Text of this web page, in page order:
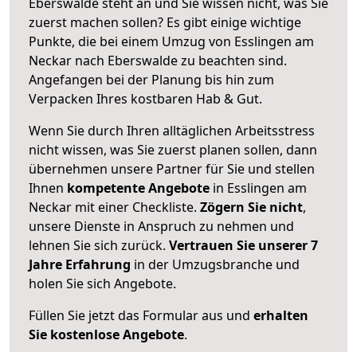
zuerst machen sollen? Es gibt einige wichtige
Punkte, die bei einem Umzug von Esslingen am
Neckar nach Eberswalde zu beachten sind.
Angefangen bei der Planung bis hin zum
Verpacken Ihres kostbaren Hab & Gut.
Wenn Sie durch Ihren alltäglichen Arbeitsstress
nicht wissen, was Sie zuerst planen sollen, dann
übernehmen unsere Partner für Sie und stellen
Ihnen kompetente Angebote in Esslingen am
Neckar mit einer Checkliste. Zögern Sie nicht,
unsere Dienste in Anspruch zu nehmen und
lehnen Sie sich zurück. Vertrauen Sie unserer 7
Jahre Erfahrung in der Umzugsbranche und
holen Sie sich Angebote.
Füllen Sie jetzt das Formular aus und erhalten
Sie kostenlose Angebote.